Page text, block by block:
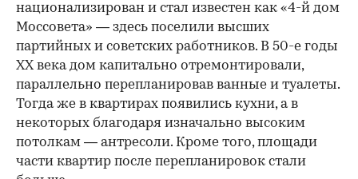
национализирован и стал известен как «4-й дом
Моссовета» — здесь поселили высших
партийных и советских работников. В 50-е годы
ХХ века дом капитально отремонтировали,
параллельно перепланировав ванные и туалеты.
Тогда же в квартирах появились кухни, а в
некоторых благодаря изначально высоким
потолкам — антресоли. Кроме того, площади
части квартир после перепланировок стали